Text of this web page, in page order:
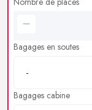
Bagages en soutes
Bagages cabine